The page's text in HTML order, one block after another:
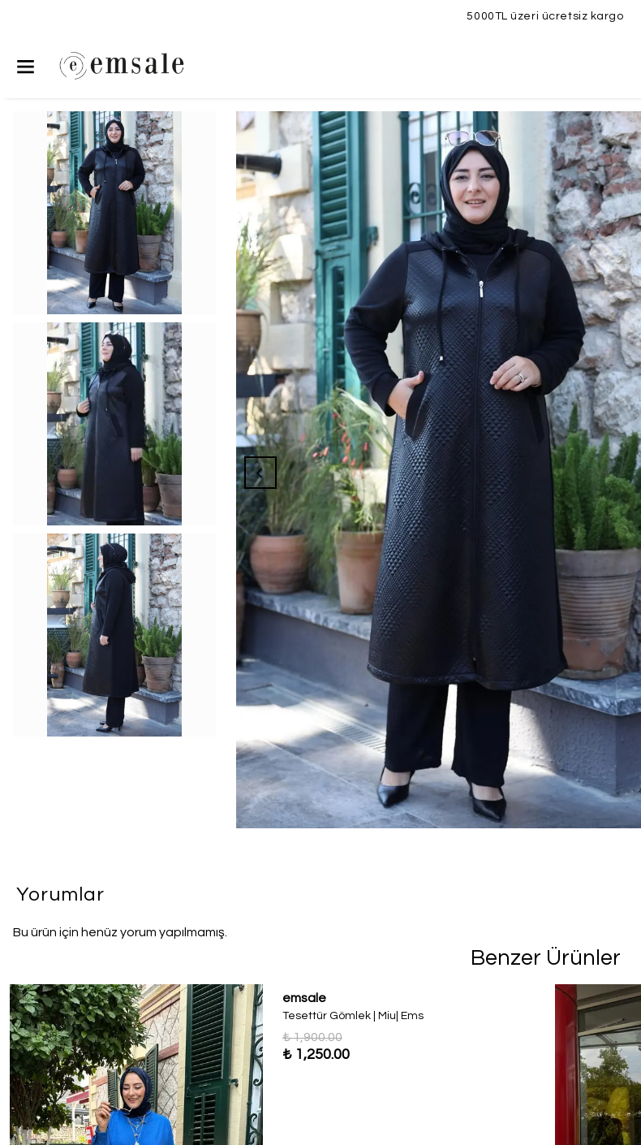
5000TL üzeri ücretsiz kargo
Yorumlar
Bu ürün için henüz yorum yapılmamış.
Benzer Ürünler
emsale
Tesettür Gömlek | Miu| Ems
₺ 1,900.00
₺ 1,250.00